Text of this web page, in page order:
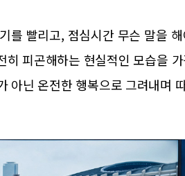
를 빨리고, 점심시간 무슨 말을
피곤해하는 현실적인 모습을
아닌 온전한 행복으로 그려내며